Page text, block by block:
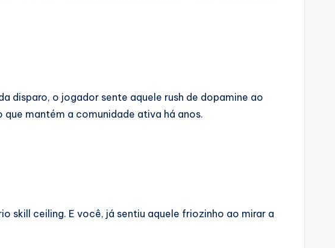
disparo, o jogador sente aquele rush de dopamine ao
mantém a comunidade ativa há anos.
skill ceiling. E você, já sentiu aquele friozinho ao mirar a